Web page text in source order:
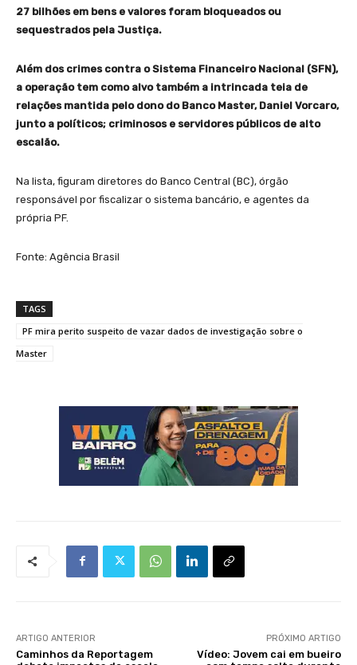
27 bilhões em bens e valores foram bloqueados ou
sequestrados pela Justiça.
Além dos crimes contra o Sistema Financeiro Nacional (SFN),
a operação tem como alvo também a intrincada teia de
relações mantida pelo dono do Banco Master, Daniel Vorcaro,
junto a políticos; criminosos e servidores públicos de alto
escalão.
Na lista, figuram diretores do Banco Central (BC), órgão
responsável por fiscalizar o sistema bancário, e agentes da
própria PF.
Fonte: Agência Brasil
TAGS
PF mira perito suspeito de vazar dados de investigação sobre o
Master
ARTIGO ANTERIOR
Caminhos da Reportagem
PRÓXIMO ARTIGO
Vídeo: Jovem cai em bueiro